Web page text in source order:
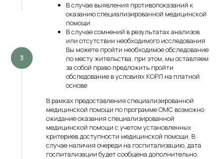
В случае выявления противопоказаний к
оказанию специализированной медицинской
помощи
В случае сомнений в результатах анализов
или отсутствии необходимого исследования
Вы можете пройти необходимое обследование
по месту жительства, при этом, мы оставляем
за собой право предложить пройти
обследование в условиях КОРЛ на платной
основе
В рамках предоставления специализированной
медицинской помощи по программе ОМС возможно
ожидание оказания специализированной
медицинской помощи с учетом установленных
критериев доступности медицинской помощи. В
случае наличия очереди на госпитализацию, дата
госпитализации будет сообщена дополнительно.